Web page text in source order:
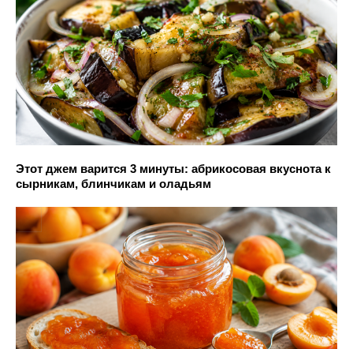
Этот джем варится 3 минуты: абрикосовая вкуснота к
сырникам, блинчикам и оладьям